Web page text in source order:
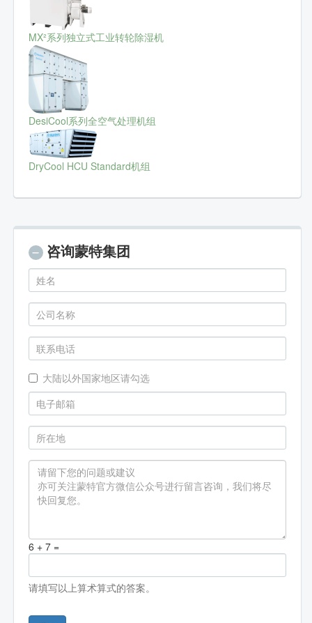
MX²系列独立式工业转轮除湿机
DesiCool系列全空气处理机组
DryCool HCU Standard机组
咨询蒙特集团
大陆以外国家地区请勾选
6 + 7 =
请填写以上算术算式的答案。